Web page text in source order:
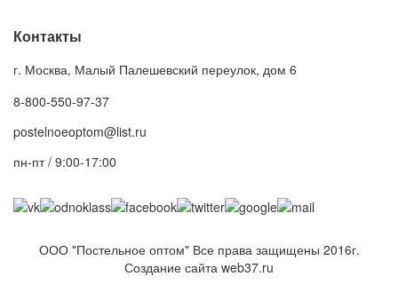
Контакты
г. Москва, Малый Палешевский переулок, дом 6
8-800-550-97-37
postelnoeoptom@list.ru
пн-пт / 9:00-17:00
ООО "Постельное оптом" Все права защищены 2016г.
Создание сайта web37.ru